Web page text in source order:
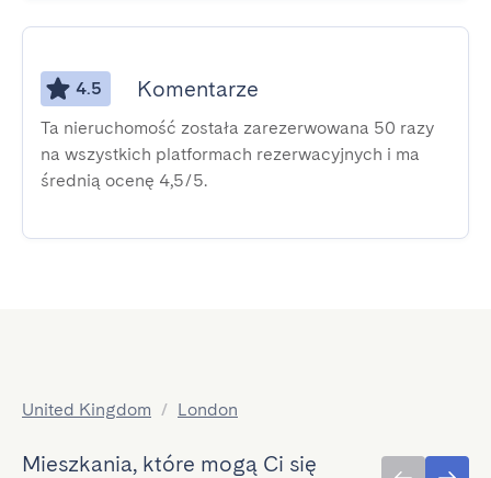
4.5 Komentarze
Ta nieruchomość została zarezerwowana 50 razy
na wszystkich platformach rezerwacyjnych i ma
średnią ocenę 4,5/5.
United Kingdom / London
Mieszkania, które mogą Ci się